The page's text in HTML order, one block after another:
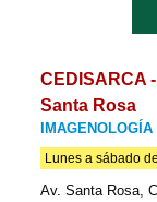
CEDISARCA
Santa Rosa
IMAGENOLOGÍA
Lunes a sábado
Av. Santa Rosa,